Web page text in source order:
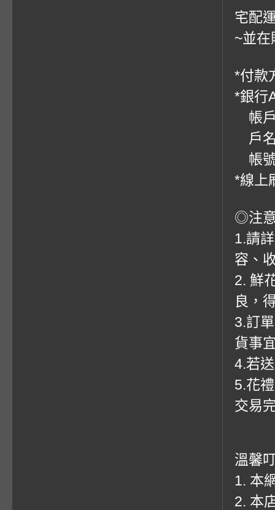
宅配
~並在
*付款
*銀行
帳戶
戶
帳
*線上
◎注
1.請
容、
2. 鮮
良，
3.訂
貨事
4.若
5.花
交易
溫馨
1. 本
2. 本